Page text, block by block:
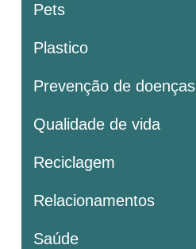
Pets
Plastico
Prevenção de doenças
Qualidade de vida
Reciclagem
Relacionamentos
Saúde